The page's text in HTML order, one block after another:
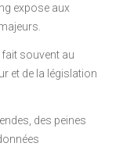
expose aux
fait souvent au
et de la législation
des peines